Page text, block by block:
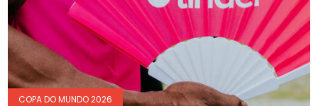
COPA DO MUNDO 2026